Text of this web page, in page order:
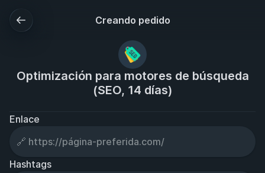
Creando pedido
Optimización para motores de búsqueda
(SEO, 14 días)
Enlace
Hashtags